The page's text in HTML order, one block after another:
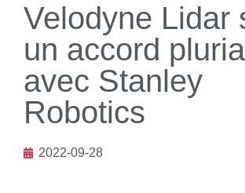
Velodyne Lidar
un accord
avec Stanley
Robotics
2022-09-28